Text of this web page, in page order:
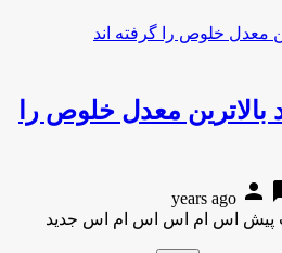
معدل خلوص را
person